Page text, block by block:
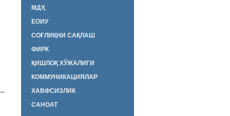
МДҲ
ЕОИУ
СОҒЛИҚНИ САҚЛАШ
ФИРК
ҚИШЛОҚ ХЎЖАЛИГИ
КОММУНИКАЦИЯЛАР
ХАВФСИЗЛИК
САНОАТ